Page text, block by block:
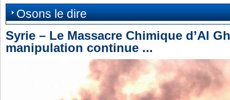
Osons le dire
Syrie – Le Massacre Chimique d’Al
manipulation continue ...